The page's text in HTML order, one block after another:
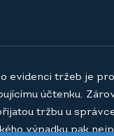
o evidenci tržeb je
účtenku.
tržbu u
výpadku pak